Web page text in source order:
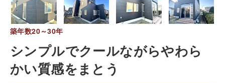
築年数20～30年
シンプルでクールながらやわら
かい質感をまとう